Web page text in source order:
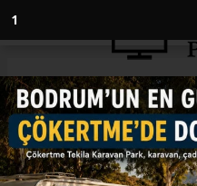
Anasayfa ENGLISH
Pentagon
of weapons,
to